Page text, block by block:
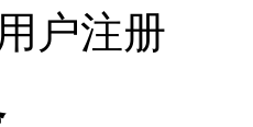
户注册